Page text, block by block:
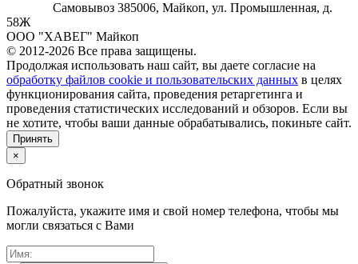
Самовывоз 385006, Майкоп, ул. Промышленная, д.
58Ж
ООО "ХАВЕГ" Майкоп
© 2012-2026 Все права защищены.
Продолжая использовать наш сайт, вы даете согласие на
обработку файлов cookie и пользовательских данных в целях
функционирования сайта, проведения ретаргетинга и
проведения статистических исследований и обзоров. Если вы
не хотите, чтобы ваши данные обрабатывались, покиньте сайт.
Принять
×
Обратный звонок
Пожалуйста, укажите имя и свой номер телефона, чтобы мы
могли связаться с Вами